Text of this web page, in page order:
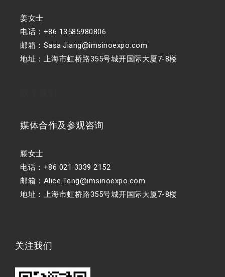
姜女士
电话：+86 13585980806
邮箱：Sasa.Jiang@imsinoexpo.com
地址：上海市虹桥路355号城开国际大厦7-8楼
媒体合作及参观咨询
滕女士
电话：+86 021 3339 2152
邮箱：Alice.Teng@imsinoexpo.com
地址：上海市虹桥路355号城开国际大厦7-8楼
关注我们